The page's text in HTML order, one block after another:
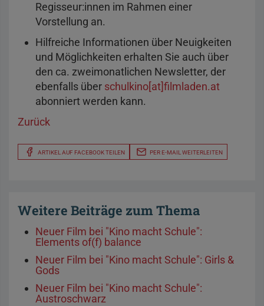
Regisseur:innen im Rahmen einer
Vorstellung an.
Hilfreiche Informationen über Neuigkeiten
und Möglichkeiten erhalten Sie auch über
den ca. zweimonatlichen Newsletter, der
ebenfalls über schulkino[at]filmladen.at
abonniert werden kann.
Zurück
ARTIKEL AUF FACEBOOK TEILEN PER E-MAIL WEITERLEITEN
Weitere Beiträge zum Thema
Neuer Film bei "Kino macht Schule":
Elements of(f) balance
Neuer Film bei "Kino macht Schule": Girls &
Gods
Neuer Film bei "Kino macht Schule":
Austroschwarz